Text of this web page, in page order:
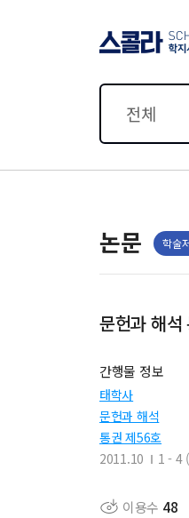
전체
논문 학술
문헌과 해
간행물 정보
태학사
문헌과 해석
통권 제56호
2011.10
1 - 4
이용수 48